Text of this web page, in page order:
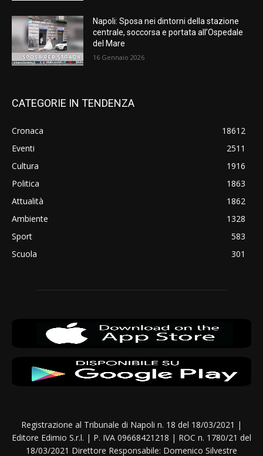
Napoli: Sposa nei dintorni della stazione
centrale, soccorsa e portata all’Ospedale
del Mare
16 Gennaio 2026
CATEGORIE IN TENDENZA
Cronaca
18612
Eventi
2511
Cultura
1916
Politica
1863
Attualità
1862
Ambiente
1328
Sport
583
Scuola
301
Registrazione al Tribunale di Napoli n. 18 del 18/03/2021 |
Editore Edimio S.r.l. | P. IVA 09668421218 | ROC n. 1780/21 del
18/03/2021 Direttore Responsabile: Domenico Silvestre